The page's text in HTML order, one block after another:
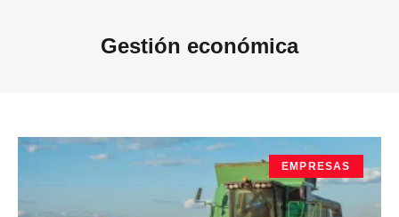
Gestión económica
EMPRESAS